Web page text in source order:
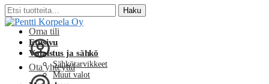
Etsi: Haku
Oma tili
Ota yhteyttä
Etsi: Haku
Etusivu
Valaistus ja sähkö
Sähkötarvikkeet
Muut valot